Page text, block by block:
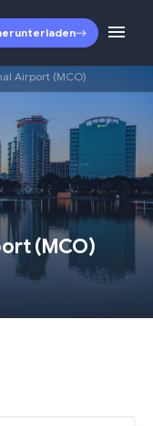
Airport (MCO)
(MCO)